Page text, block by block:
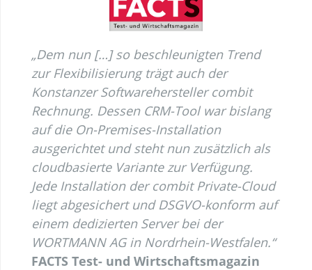
„Dem nun […] so beschleunigten Trend
zur Flexibilisierung trägt auch der
Konstanzer Softwarehersteller combit
Rechnung. Dessen CRM-Tool war bislang
auf die On-Premises-Installation
ausgerichtet und steht nun zusätzlich als
cloudbasierte Variante zur Verfügung.
Jede Installation der combit Private-Cloud
liegt abgesichert und DSGVO-konform auf
einem dedizierten Server bei der
WORTMANN AG in Nordrhein-Westfalen.“
FACTS Test- und Wirtschaftsmagazin